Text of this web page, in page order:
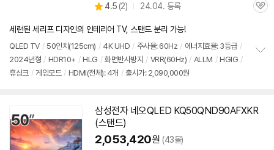
별
점
4.5 (상
리
뷰
2) 24.04. 등록
관
세련된 세리프 디자인의 인테리어 TV, 스탠드 분리 가능!
QLED TV / 50인치 (125cm) / 4K UHD / 주사율: 60Hz / 에너지효율: 3등급 /
2024년형 / HDR10+ / HLG / 화면반사방지 / VRR(60Hz) / ALLM / HGIG /
휴싱크 / 게임모드 / HDMI(전체): 4개 / 출시가: 2,090,000원
삼성전자 네오QLED KQ50QND90AFXKR
(스탠드)
2,053,420원 (43몰)